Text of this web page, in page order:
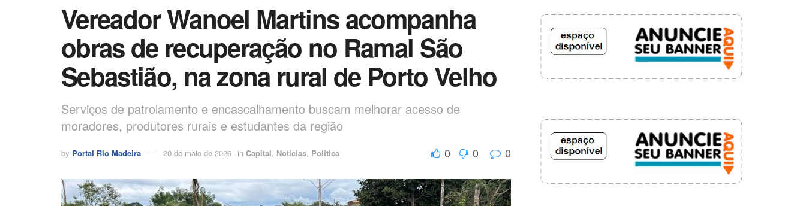
Vereador Wanoel Martins acompanha
obras de recuperação no Ramal São
Sebastião, na zona rural de Porto Velho
Serviços de patrolamento e encascalhamento buscam melhorar acesso de
moradores, produtores rurais e estudantes da região
by Portal Rio Madeira 20 de maio de 2026 in Capital, Notícias, Política 0 0 0